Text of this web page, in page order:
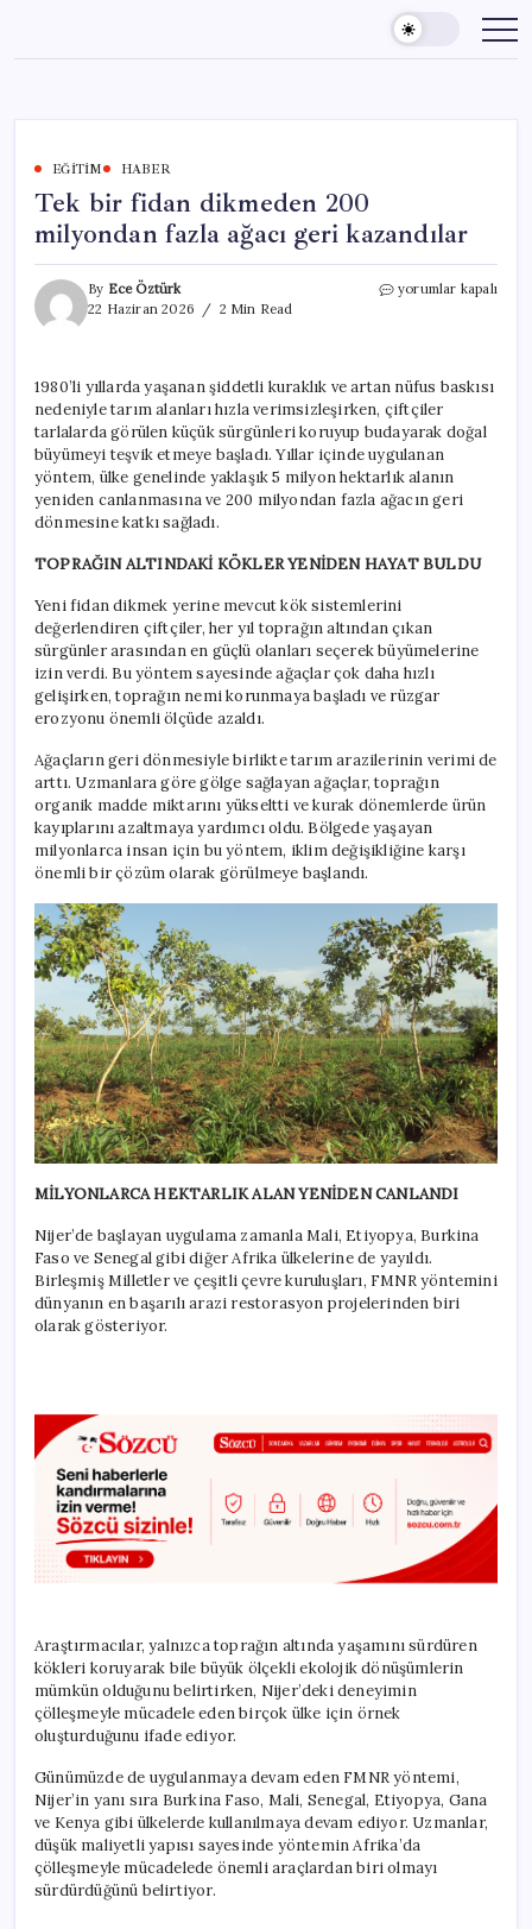
content
EĞITIM HABER
Tek bir fidan dikmeden 200
milyondan fazla ağacı geri kazandılar
By Ece Öztürk
22 Haziran 2026
2 Min Read
Tek
milyondan
fazla
ağacı
geri
kazandılar
yorumlar kapalı
1980’li yıllarda yaşanan şiddetli kuraklık ve artan nüfus baskısı
nedeniyle tarım alanları hızla verimsizleşirken, çiftçiler
tarlalarda görülen küçük sürgünleri koruyup budayarak doğal
büyümeyi teşvik etmeye başladı. Yıllar içinde uygulanan
yöntem, ülke genelinde yaklaşık 5 milyon hektarlık alanın
yeniden canlanmasına ve 200 milyondan fazla ağacın geri
dönmesine katkı sağladı.
TOPRAĞIN ALTINDAKİ KÖKLER YENİDEN HAYAT BULDU
Yeni fidan dikmek yerine mevcut kök sistemlerini
değerlendiren çiftçiler, her yıl toprağın altından çıkan
sürgünler arasından en güçlü olanları seçerek büyümelerine
izin verdi. Bu yöntem sayesinde ağaçlar çok daha hızlı
gelişirken, toprağın nemi korunmaya başladı ve rüzgar
erozyonu önemli ölçüde azaldı.
Ağaçların geri dönmesiyle birlikte tarım arazilerinin verimi de
arttı. Uzmanlara göre gölge sağlayan ağaçlar, toprağın
organik madde miktarını yükseltti ve kurak dönemlerde ürün
kayıplarını azaltmaya yardımcı oldu. Bölgede yaşayan
milyonlarca insan için bu yöntem, iklim değişikliğine karşı
önemli bir çözüm olarak görülmeye başlandı.
MİLYONLARCA HEKTARLIK ALAN YENİDEN CANLANDI
Nijer’de başlayan uygulama zamanla Mali, Etiyopya, Burkina
Faso ve Senegal gibi diğer Afrika ülkelerine de yayıldı.
Birleşmiş Milletler ve çeşitli çevre kuruluşları, FMNR yöntemini
dünyanın en başarılı arazi restorasyon projelerinden biri
olarak gösteriyor.
Araştırmacılar, yalnızca toprağın altında yaşamını sürdüren
kökleri koruyarak bile büyük ölçekli ekolojik dönüşümlerin
mümkün olduğunu belirtirken, Nijer’deki deneyimin
çölleşmeyle mücadele eden birçok ülke için örnek
oluşturduğunu ifade ediyor.
Günümüzde de uygulanmaya devam eden FMNR yöntemi,
Nijer’in yanı sıra Burkina Faso, Mali, Senegal, Etiyopya, Gana
ve Kenya gibi ülkelerde kullanılmaya devam ediyor. Uzmanlar,
düşük maliyetli yapısı sayesinde yöntemin Afrika’da
çölleşmeyle mücadelede önemli araçlardan biri olmayı
sürdürdüğünü belirtiyor.